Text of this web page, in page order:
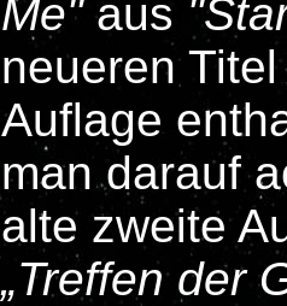
Me aus
neueren
Auflage
man darauf
alte zweite
Treffen der